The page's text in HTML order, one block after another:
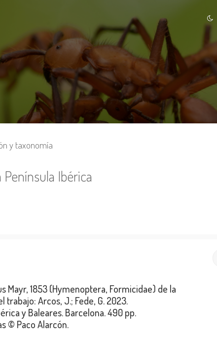
y taxonomía
Ibérica
Mayr, 1853 (Hymenoptera, Formicidae) de la
trabajo: Arcos, J.; Fede, G. 2023.
y Baleares. Barcelona. 490 pp.
© Paco Alarcón.